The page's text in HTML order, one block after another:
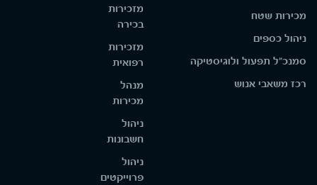
מכירות שטח
ניהול כספים
סמנכ"ל תפעול ולוגיסטיקה
רכז משאבי אנוש
מזכירות
בכירה
מזכירות
רפואית
מנהל
מכירות
ניהול
חשבונות
ניהול
פרוייקטים